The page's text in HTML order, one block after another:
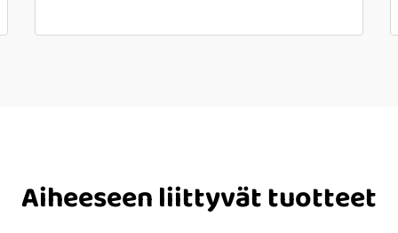
Aiheeseen liittyvät tuotteet